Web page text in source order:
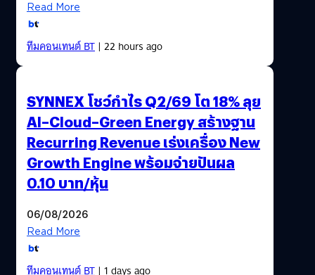
Read More
ทีมคอนเทนต์ BT| 22 hours ago
SYNNEX โชว์กำไร Q2/69 โต 18% ลุย
AI–Cloud–Green Energy สร้างฐาน
Recurring Revenue เร่งเครื่อง New
Growth Engine พร้อมจ่ายปันผล
0.10 บาท/หุ้น
06/08/2026
Read More
ทีมคอนเทนต์ BT| 1 days ago